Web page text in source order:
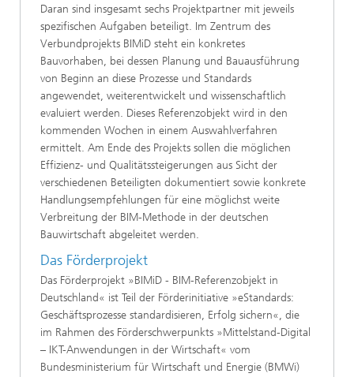
Daran sind insgesamt sechs Projektpartner mit jeweils
spezifischen Aufgaben beteiligt. Im Zentrum des
Verbundprojekts BIMiD steht ein konkretes
Bauvorhaben, bei dessen Planung und Bauausführung
von Beginn an diese Prozesse und Standards
angewendet, weiterentwickelt und wissenschaftlich
evaluiert werden. Dieses Referenzobjekt wird in den
kommenden Wochen in einem Auswahlverfahren
ermittelt. Am Ende des Projekts sollen die möglichen
Effizienz- und Qualitätssteigerungen aus Sicht der
verschiedenen Beteiligten dokumentiert sowie konkrete
Handlungsempfehlungen für eine möglichst weite
Verbreitung der BIM-Methode in der deutschen
Bauwirtschaft abgeleitet werden.
Das Förderprojekt
Das Förderprojekt »BIMiD - BIM-Referenzobjekt in
Deutschland« ist Teil der Förderinitiative »eStandards:
Geschäftsprozesse standardisieren, Erfolg sichern«, die
im Rahmen des Förderschwerpunkts »Mittelstand-Digital
– IKT-Anwendungen in der Wirtschaft« vom
Bundesministerium für Wirtschaft und Energie (BMWi)